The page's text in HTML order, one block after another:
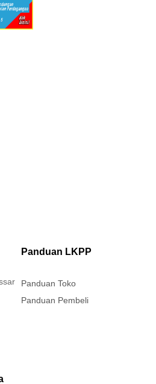
Panduan LKPP
Panduan Toko
Panduan Pembeli